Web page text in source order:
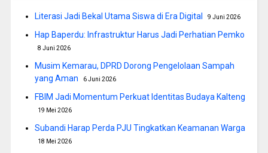
Literasi Jadi Bekal Utama Siswa di Era Digital 9 Juni 2026
Hap Baperdu: Infrastruktur Harus Jadi Perhatian Pemko
8 Juni 2026
Musim Kemarau, DPRD Dorong Pengelolaan Sampah
yang Aman
6 Juni 2026
FBIM Jadi Momentum Perkuat Identitas Budaya Kalteng
19 Mei 2026
Subandi Harap Perda PJU Tingkatkan Keamanan Warga
18 Mei 2026